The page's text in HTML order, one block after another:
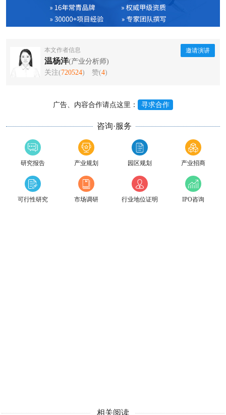
本文作者信息
温杨洋(产业分析师)
关注(720524) 赞(4)
邀请演讲
广告、内容合作请点这里： 寻求合作
咨询·服务
研究报告 产业规划 园区规划 产业招商
可行性研究 市场调研 行业地位证明 IPO咨询
相关阅读